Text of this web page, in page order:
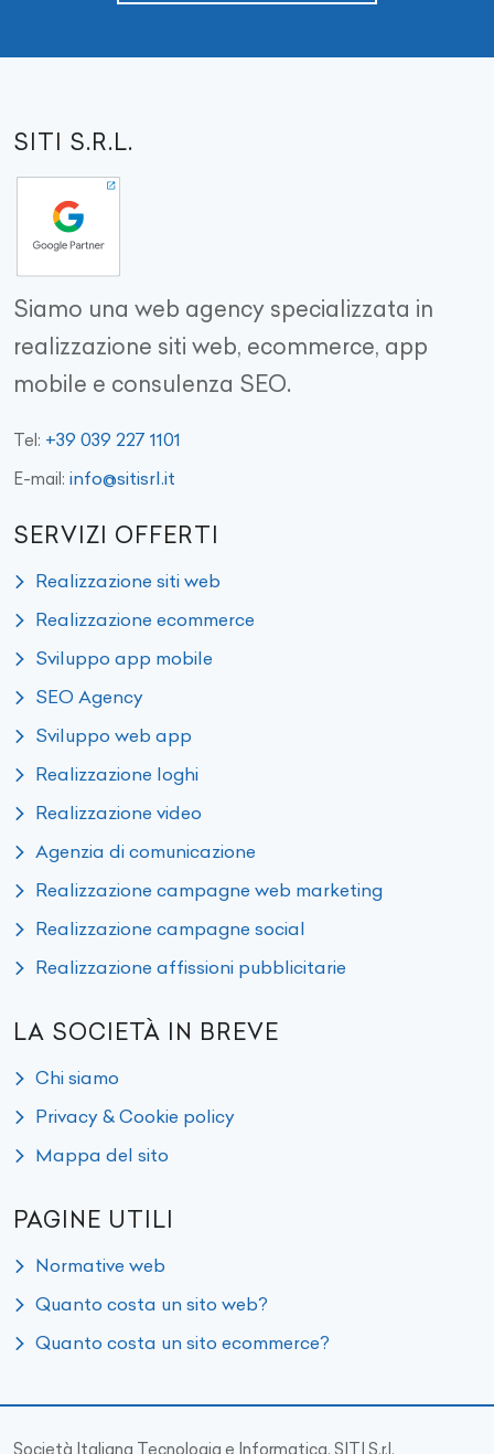
SITI S.R.L.
Siamo una web agency specializzata in
realizzazione siti web, ecommerce, app
mobile e consulenza SEO.
Tel: +39 039 227 1101
E-mail: info@sitisrl.it
SERVIZI OFFERTI
Realizzazione siti web
Realizzazione ecommerce
Sviluppo app mobile
SEO Agency
Sviluppo web app
Realizzazione loghi
Realizzazione video
Agenzia di comunicazione
Realizzazione campagne web marketing
Realizzazione campagne social
Realizzazione affissioni pubblicitarie
LA SOCIETÀ IN BREVE
Chi siamo
Privacy & Cookie policy
Mappa del sito
PAGINE UTILI
Normative web
Quanto costa un sito web?
Quanto costa un sito ecommerce?
Società Italiana Tecnologia e Informatica, SITI S.r.l.